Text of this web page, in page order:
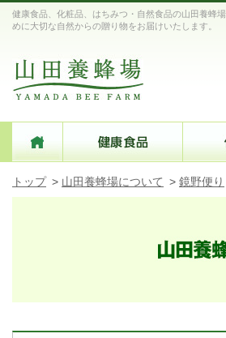
健康食品、化粧品、はちみつ・自然食品の山田養蜂
めに大切な自然からの贈り物をお届けいたします。
トップ > 山田養蜂場について > 鏡野便り